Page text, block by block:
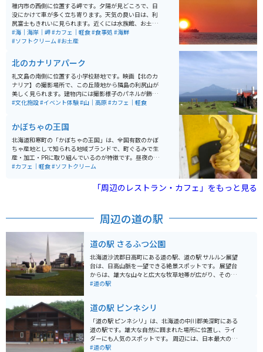
稚内市の西側に位置する岬です。夕陽が見どころで、日
没にかけて車が多く立ち寄ります。天気の良い日は、利
尻富士もきれいに見られます。近くには水族館、お土産
店、高評価の樺太食堂があり、6~8月ごろは、ウニも食
べられます。
#海｜海岸｜岬#カフェ｜軽食#食事処 #海鮮
#ソフトクリーム #お土産
北のカナリアパーク
礼文島の南側に位置する小学校跡地です。映画【北のカ
ナリア】の撮影場所で、この丘陵地から隣島の利尻山が
美しく見られます。建物内には撮影様子のパネルが飾ら
れ、また、隣接施設にはカフェがオープンしており、お
#文化施設#イベント体験#山｜高原#カフェ｜軽食
かぼちゃの王国
北海道和寒町の「かぼちゃの王国」は、全国有数のかぼ
ちゃ産地として知られる地域ブランドで、町ぐるみで生
産・加工・PRに取り組んでいるのが特徴です。昼夜の寒
暖差が大きい気候により、甘みが強く品質の高いかぼち
加工品も豊富で、食べ歩きやお土産選びも魅力のひとつ
海道らしい開放的な直線道路や景色を楽しめるルートが
#カフェ｜軽食#ソフトクリーム
「周辺のレストラン・カフェ」をもっと見る
周辺の道の駅
道の駅 さるふつ公園
北海道沙流郡日高町にある道の駅、道の駅 サルルン展望
台は、日高山脈を一望できる絶景スポットです。 展望台
からは、雄大な山々と広大な牧草地帯が広がり、その壮
大な景色は訪れる人々を圧倒します。 道の駅には、地元
す。 また、バイクツーリングの休憩スポットとしても人
気があり、駐車場も広々としているので、ゆっくりと休
憩することができます。 周辺には、乗馬体験ができる牧
場や、日高山脈を源流とする沙流川でのカヌー体験な
ど、自然を満喫できるアクティビティも充実していま
#道の駅
道の駅 ピンネシリ
「道の駅 ピンネシリ」は、北海道の中川郡美深町にある
道の駅です。雄大な自然に囲まれた場所に位置し、ライ
ダーにも人気のスポットです。 周辺には、日本最大のピ
ートランドが広がる「松山湿原」や、アイヌの人々の伝
#道の駅